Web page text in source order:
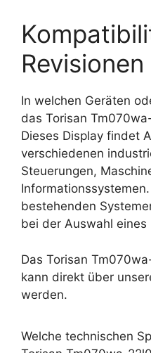
Revisionen
In welchen Geräten
das Torisan
Dieses Display findet
verschiedenen
Steuerungen,
bestehenden
bei der Auswahl eines
Das Torisan
kann direkt über
werden.
Welche technischen